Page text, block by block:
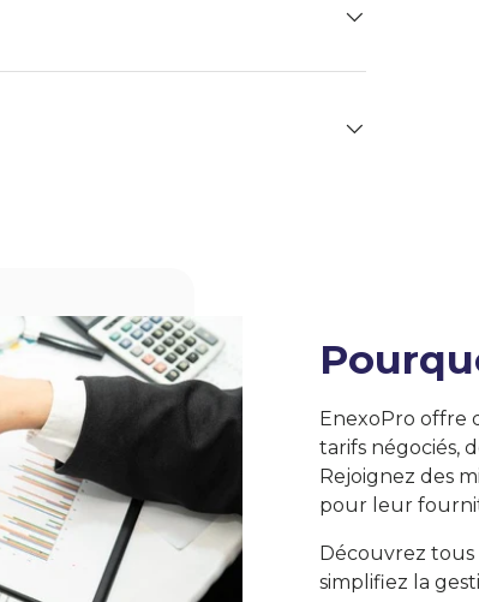
EnexoPro offre
tarifs négociés,
Rejoignez des
pour leur
Découvrez
simplifiez la